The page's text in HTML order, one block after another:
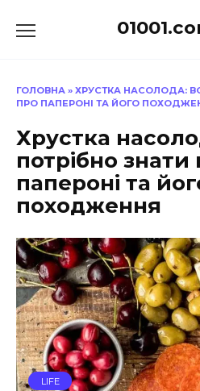
до
ГОЛОВНА » ХРУСТКА НАСОЛОДА:
ПРО ПАПЕРОНІ ТА ЙОГО
Хрустка
потрібно знати
папероні та
походження
LIFE